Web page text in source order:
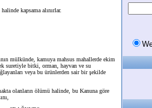
kapsama alınırlar.
mülkünde, kamuya mahsus mahallerde ekim
suretiyle bitki, orman, hayvan ve su
veya bu ürünlerden sair bir şekilde
olanların ölümü halinde, bu Kanuna göre